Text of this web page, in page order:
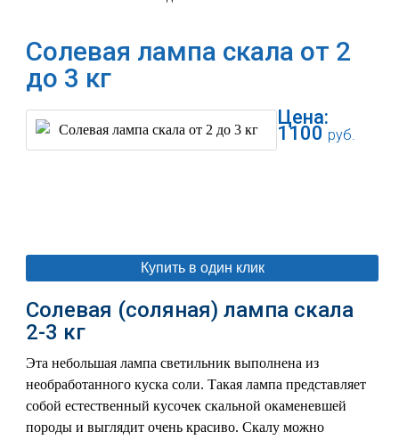
Солевая лампа скала от 2
до 3 кг
Цена:
1100 руб.
Купить в один клик
Солевая (соляная) лампа скала
2-3 кг
Эта небольшая лампа светильник выполнена из
необработанного куска соли. Такая лампа представляет
собой естественный кусочек скальной окаменевшей
породы и выглядит очень красиво. Скалу можно